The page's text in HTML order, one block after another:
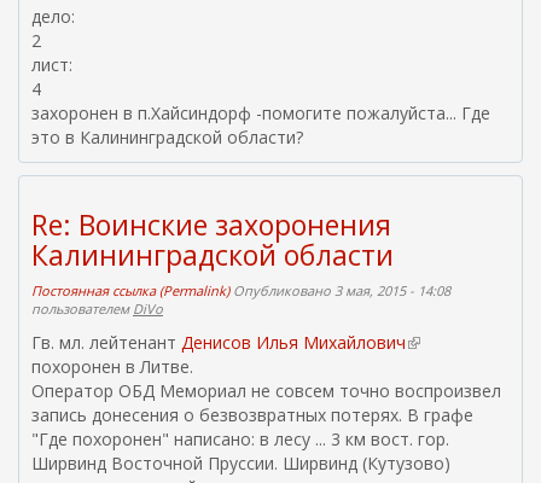
дело:
2
лист:
4
захоронен в п.Хайсиндорф -помогите пожалуйста... Где
это в Калининградской области?
Re: Воинские захоронения
Калининградской области
Постоянная ссылка (Permalink)Опубликовано 3 мая, 2015 - 14:08
пользователем DiVo
Гв. мл. лейтенант Денисов Илья Михайлович(
н
е
ш
н
похоронен в Литве.
Оператор ОБД Мемориал не совсем точно воспроизвел
запись донесения о безвозвратных потерях. В графе
"Где похоронен" написано: в лесу ... 3 км вост. гор.
Ширвинд Восточной Пруссии. Ширвинд (Кутузово)